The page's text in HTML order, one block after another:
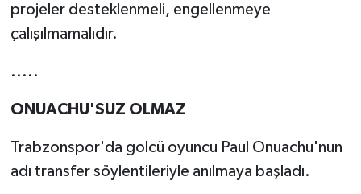
projeler desteklenmeli, engellenmeye
çalışılmamalıdır.
.....
ONUACHU'SUZ OLMAZ
Trabzonspor'da golcü oyuncu Paul Onuachu'nun
adı transfer söylentileriyle anılmaya başladı.